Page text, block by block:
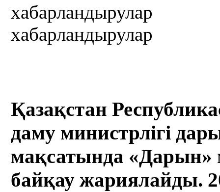
xабарландырулар
xабарландырулар
Қазақстан
даму министрлігі
мақсатында «Дарын»
байқау жариялайды.